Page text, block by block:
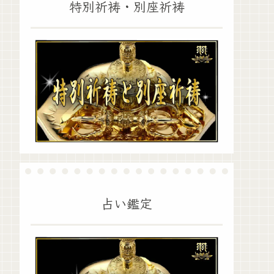
特別祈祷・別座祈祷
占い鑑定